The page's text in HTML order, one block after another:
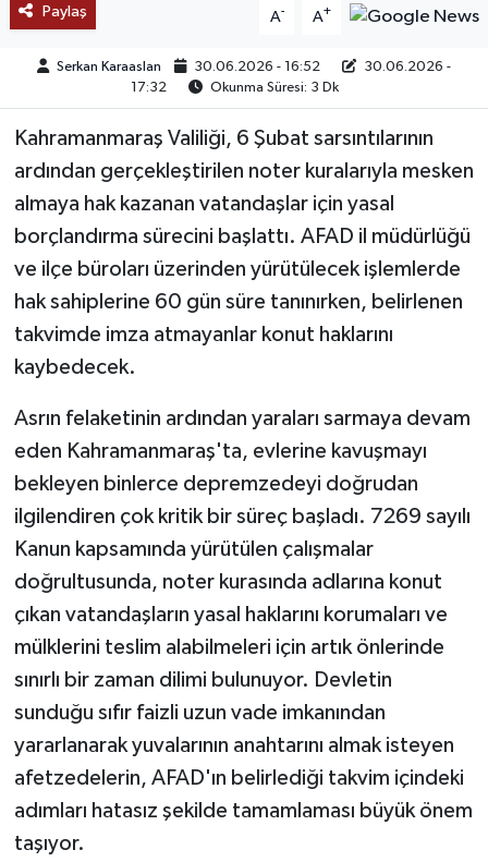
Paylaş A- A+
Serkan Karaaslan 30.06.2026 - 16:52
30.06.2026 -
17:32
Okunma Süresi: 3 Dk
Kahramanmaraş Valiliği, 6 Şubat sarsıntılarının
ardından gerçekleştirilen noter kuralarıyla mesken
almaya hak kazanan vatandaşlar için yasal
borçlandırma sürecini başlattı. AFAD il müdürlüğü
ve ilçe büroları üzerinden yürütülecek işlemlerde
hak sahiplerine 60 gün süre tanınırken, belirlenen
takvimde imza atmayanlar konut haklarını
kaybedecek.
Asrın felaketinin ardından yaraları sarmaya devam
eden Kahramanmaraş'ta, evlerine kavuşmayı
bekleyen binlerce depremzedeyi doğrudan
ilgilendiren çok kritik bir süreç başladı. 7269 sayılı
Kanun kapsamında yürütülen çalışmalar
doğrultusunda, noter kurasında adlarına konut
çıkan vatandaşların yasal haklarını korumaları ve
mülklerini teslim alabilmeleri için artık önlerinde
sınırlı bir zaman dilimi bulunuyor. Devletin
sunduğu sıfır faizli uzun vade imkanından
yararlanarak yuvalarının anahtarını almak isteyen
afetzedelerin, AFAD'ın belirlediği takvim içindeki
adımları hatasız şekilde tamamlaması büyük önem
taşıyor.
YAŞAM
KÜLTÜR SANAT